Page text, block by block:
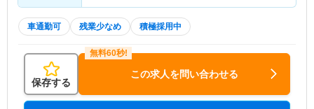
車通勤可 残業少なめ 積極採用中
保存する
この求人を問い合わせる